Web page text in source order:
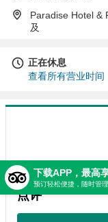
Paradise Hotel &
及
正在休息
查看所有营业时间
点评
下载APP，最高
预订轻松便捷，随时管